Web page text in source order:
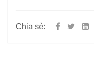
Chia sẻ: